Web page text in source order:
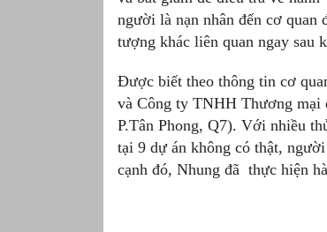
người là nạn nhân đến cơ quan
tượng khác liên quan ngay sau
Được biết theo thông tin cơ
và Công ty TNHH Thương mại
P.Tân Phong, Q7). Với nhiều
tại 9 dự án không có thật,
cạnh đó, Nhung đã thực hiện